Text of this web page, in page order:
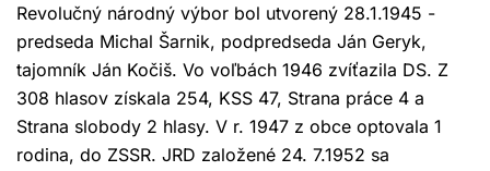
Revolučný národný výbor bol utvorený 28.1.1945 -
predseda Michal Šarnik, podpredseda Ján Geryk,
tajomník Ján Kočiš. Vo voľbách 1946 zvíťazila DS. Z
308 hlasov získala 254, KSS 47, Strana práce 4 a
Strana slobody 2 hlasy. V r. 1947 z obce optovala 1
rodina, do ZSSR. JRD založené 24. 7.1952 sa